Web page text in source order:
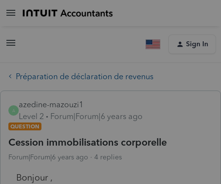
Sign In
Préparation de déclaration de revenus
A
azedine-mazouzi1
Level 2
Forum|Forum|6 years ago
QUESTION
Cession immobilisations corporelle
Forum|Forum|6 years ago 4 replies
Bonjour ,